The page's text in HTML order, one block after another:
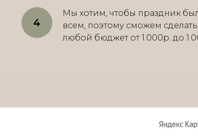
Мы хотим, чтобы праздник
всем, поэтому сможем
любой бюджет от 1.000р. до